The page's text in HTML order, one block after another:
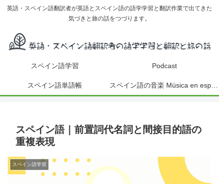
英語・スペイン語翻訳者が英語とスペイン語の語学学習と翻訳作業で出てきた
気づきと旅の話をつづります。
スペイン語学習 Podcast
スペイン語単語帳
スペイン語｜前置詞代名詞と間接目的語の
重複表現
スペイン語学習